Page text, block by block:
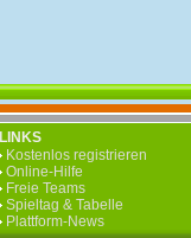
LINKS
Kostenlos registrieren
Online-Hilfe
Freie Teams
Spieltag & Tabelle
Plattform-News